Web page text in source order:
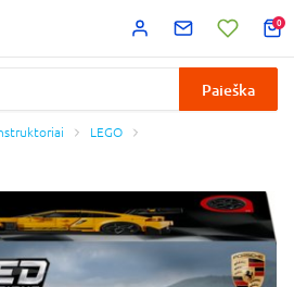
0
Paieška
LEGO